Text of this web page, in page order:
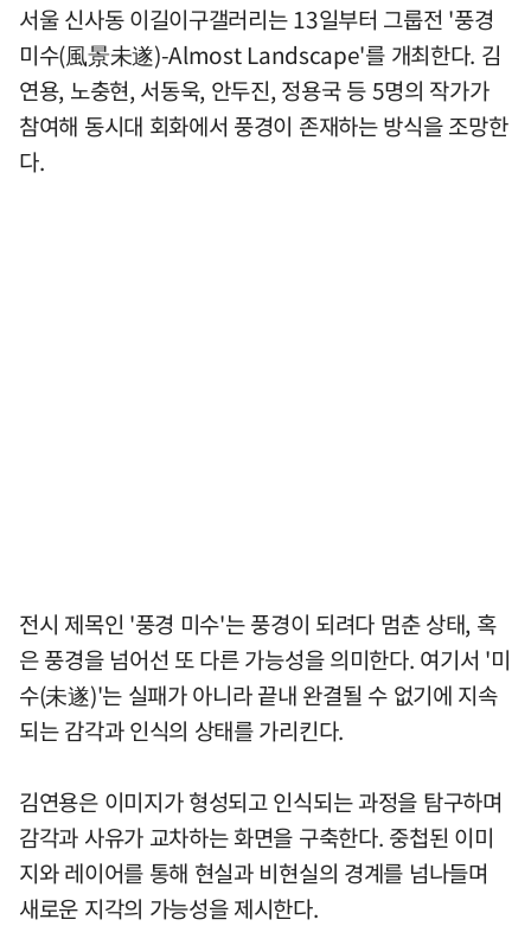
서울 신사동 이길이구갤러리는 13일부터 그룹전 '풍경
미수(風景未遂)-Almost Landscape'를 개최한다. 김
연용, 노충현, 서동욱, 안두진, 정용국 등 5명의 작가가
참여해 동시대 회화에서 풍경이 존재하는 방식을 조망한
다.
전시 제목인 '풍경 미수'는 풍경이 되려다 멈춘 상태, 혹
은 풍경을 넘어선 또 다른 가능성을 의미한다. 여기서 '미
수(未遂)'는 실패가 아니라 끝내 완결될 수 없기에 지속
되는 감각과 인식의 상태를 가리킨다.
김연용은 이미지가 형성되고 인식되는 과정을 탐구하며
감각과 사유가 교차하는 화면을 구축한다. 중첩된 이미
지와 레이어를 통해 현실과 비현실의 경계를 넘나들며
새로운 지각의 가능성을 제시한다.